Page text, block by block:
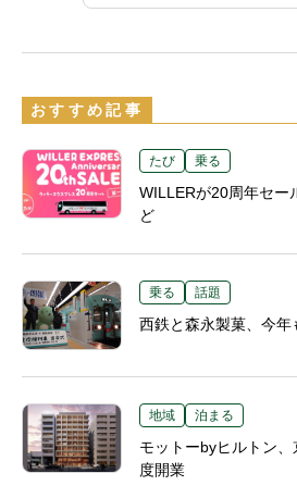
おすすめ記事
たび 乗る
WILLERが20周年セ
ど
乗る 話題
西鉄と森永製菓、今年
地域 泊まる
モットーbyヒルトン
度開業